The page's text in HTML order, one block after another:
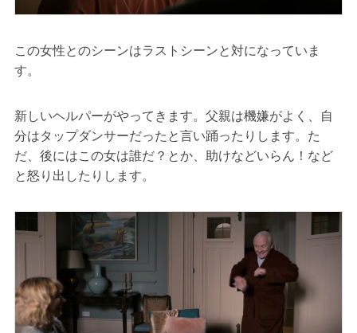
この女性とのシーンはラストシーンと対になっていま
す。
新しいヘルパーがやってきます。父親は機嫌がよく、自
分はタップダンサーだったと言い踊ったりします。た
だ、後にはこの女は誰だ？とか、助けなどいらん！など
と怒り出したりします。